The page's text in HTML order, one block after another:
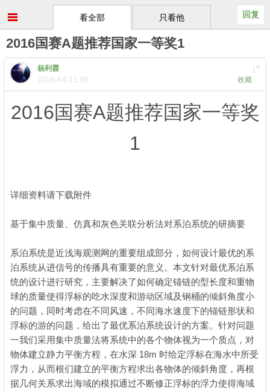
只看他
看全部 回复
2016国赛A题推荐国家一等奖1
1#
杨利霞
收藏
2019-4-6 11:09
2016国赛A题推荐国家一等奖
1
详细资料请下载附件
基于集中质量、仿真和灰色关联分析法对系泊系统的研摘要
系泊系统是近浅海观测网的重要组成部分，如何设计最优的系
泊系统从进信号的传播具有重要的意义。本文针对最优系泊系
统的设计进行研究，主要解决了如何确定锚链的型长度和重物
球的质量使得浮标的吃水深度和游动区域及钢桶的倾斜角度小
的问题，同时考虑在不同风速，不同海水速度下的锚链形状和
浮标的游的问题，给出了最优系泊系统设计的方案。针对问题
一我们采用集中质量法将系统中的各个物体视为一个质点，对
物体建立静力平衡方程，在水深 18m 时给定浮标在海水中所受
浮力，从而根们建立的平衡方程求出各物体的倾斜角度，再根
据几何关系求出海域的模拟通过不断修正浮标的浮力使得海域